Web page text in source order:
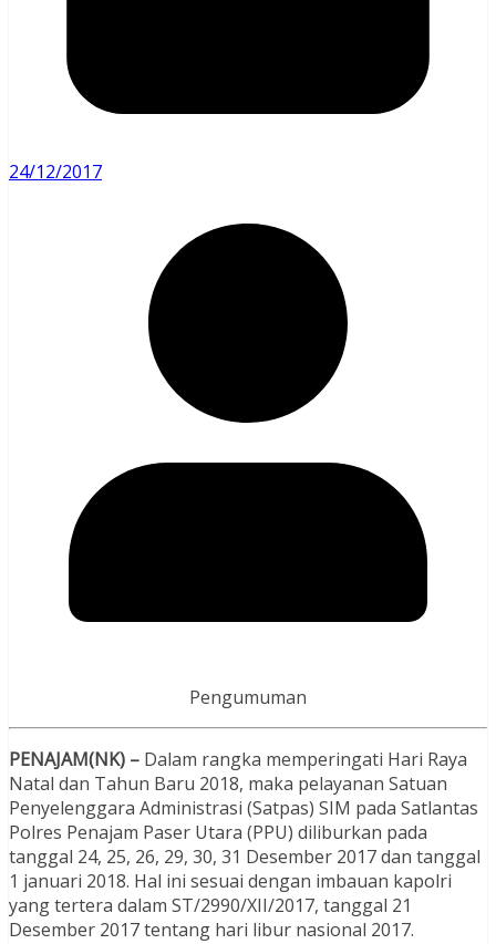
24/12/2017
Pengumuman
PENAJAM(NK) – Dalam rangka memperingati Hari Raya
Natal dan Tahun Baru 2018, maka pelayanan Satuan
Penyelenggara Administrasi (Satpas) SIM pada Satlantas
Polres Penajam Paser Utara (PPU) diliburkan pada
tanggal 24, 25, 26, 29, 30, 31 Desember 2017 dan tanggal
1 januari 2018. Hal ini sesuai dengan imbauan kapolri
yang tertera dalam ST/2990/XII/2017, tanggal 21
Desember 2017 tentang hari libur nasional 2017.